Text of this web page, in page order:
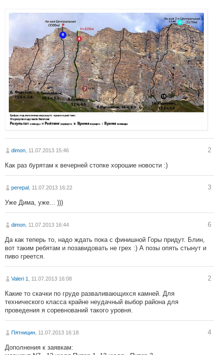
dimon , 11.07.2013 15:46 2
Как раз бурятам к вечерней стопке хорошие новости :)
perepal , 11.07.2013 16:22 3
Уже Дима, уже... )))
dimon , 11.07.2013 16:44 6
Да как теперь то, надо ждать пока с финишной Горы придут. Блин,
вот таким ребятам и позавидовать не грех :) А позы опять стынут и
пиво греется.
Valeri 1 , 11.07.2013 16:08 2
Какие то скачки по груде разваливающихся камней. Для
технического класса крайне неудачный выбор района для
проведения я соревнований такого уровня.
Пятницин , 11.07.2013 16:18 4
Дополнения к заявкам: